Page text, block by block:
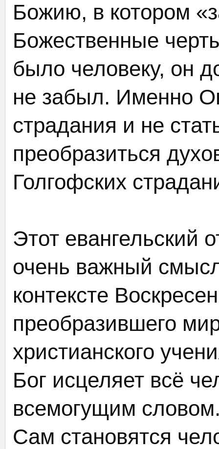
Божию, в котором
Божественные
было человеку, он
не забыл. Именно
страдания и не
преобразиться
Голгофских
Этот евангельский
очень важный
контексте
преобразившего
христианского
Бог исцеляет всё
всемогущим
Сам становятся